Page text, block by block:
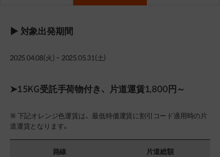
▶ 対象出発期間
2025.04.08(火) ~ 2025.05.31(土)
➤15KG受託手荷物付き、片道運賃1,800円～
※ 下記オレンジ色運賃は、最低特価運賃に割引コード適用時の片
道運賃となります。
路線 片道総額